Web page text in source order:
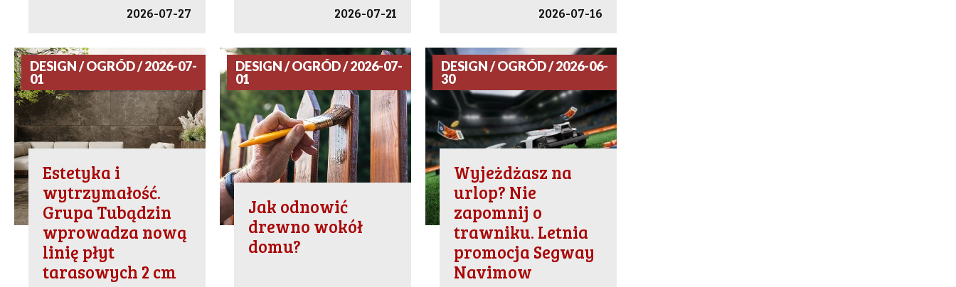
2026-07-27 2026-07-21 2026-07-16
DESIGN / OGRÓD / 2026-07-
01
Estetyka i
wytrzymałość.
Grupa Tubądzin
wprowadza nową
linię płyt
tarasowych 2 cm
DESIGN / OGRÓD / 2026-07-
01
Jak odnowić
drewno wokół
domu?
DESIGN / OGRÓD / 2026-06-
30
Wyjeżdżasz na
urlop? Nie
zapomnij o
trawniku. Letnia
promocja Segway
Navimow